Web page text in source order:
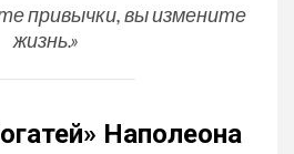
привычки, вы измените
жизнь.»
Наполеона